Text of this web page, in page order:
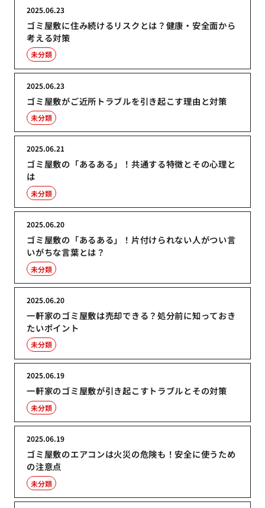
ゴミ屋敷に住み続けるリスクとは？健康・安全面から
考える対策
2025.06.23
未分類
ゴミ屋敷がご近所トラブルを引き起こす理由と対策
2025.06.23
未分類
ゴミ屋敷の「あるある」！共通する特徴とその心理と
は
2025.06.21
未分類
ゴミ屋敷の「あるある」！片付けられない人がつい言
いがちな言葉とは？
2025.06.20
未分類
一軒家のゴミ屋敷は売却できる？処分前に知っておき
たいポイント
2025.06.20
未分類
一軒家のゴミ屋敷が引き起こすトラブルとその対策
2025.06.19
未分類
ゴミ屋敷のエアコンは火災の危険も！安全に使うため
の注意点
2025.06.19
未分類